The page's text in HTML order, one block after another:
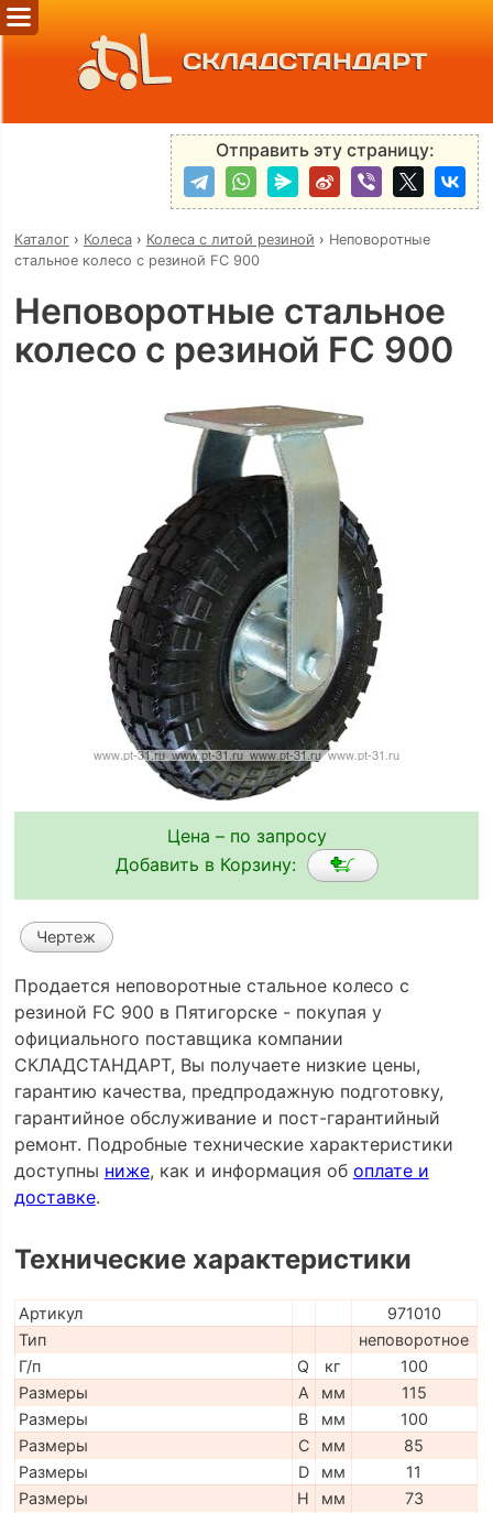
СКЛАДСТАНДАРТ
Отправить эту страницу:
Каталог› Колеса› Колеса с литой резиной › Неповоротные
стальное колесо с резиной FC 900
Неповоротные стальное
колесо с резиной FC 900
Цена – по запросу
Добавить в Корзину:
Чертеж
Продается неповоротные стальное колесо с
резиной FC 900 в Пятигорске - покупая у
официального поставщика компании
СКЛАДСТАНДАРТ, Вы получаете низкие цены,
гарантию качества, предпродажную подготовку,
гарантийное обслуживание и пост-гарантийный
ремонт. Подробные технические характеристики
доступны ниже, как и информация об оплате и
доставке.
Технические характеристики
Артикул
971010
Тип
неповоротное
Г/п
Q кг
100
Размеры
A мм
115
Размеры
B мм
100
Размеры
C мм
85
Размеры
D мм
11
Размеры
H мм
73